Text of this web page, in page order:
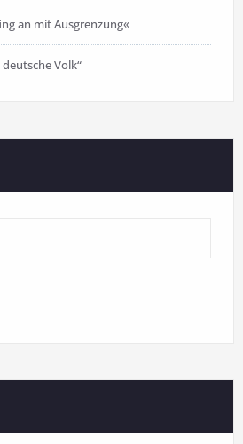
an mit Ausgrenzung«
Volk“